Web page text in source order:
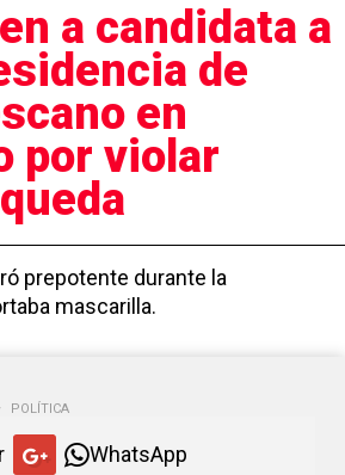
a candidata a
de
en
por violar
prepotente durante la
mascarilla.
POLÍTICA
WhatsApp